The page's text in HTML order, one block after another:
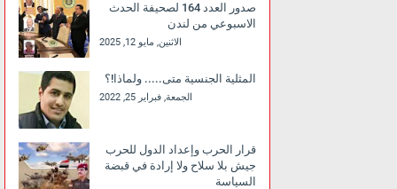
صدور العدد 164 لصحيفة الحدث
الاسبوعي من لندن
الاثنين, مايو 12, 2025
المثلية الجنسية متى..... ولماذا!؟
الجمعة, فبراير 25, 2022
قرار الحرب وإعداد الدول للحرب
جيش بلا سلاح ولا إرادة في قبضة
السياسة